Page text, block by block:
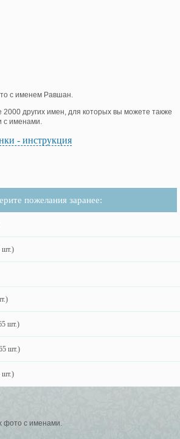
с именем Равшан.
других имен, для которых вы можете также
с именами.
- инструкция
пожелания заранее:
шт.)
шт.)
шт.)
шт.)
фото с именами.